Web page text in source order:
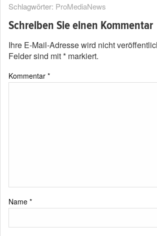
Schlagwörter: ProMediaNews
Schreiben Sie einen Kommentar
Ihre E-Mail-Adresse wird nicht
Felder sind mit* markiert.
Kommentar *
Name *